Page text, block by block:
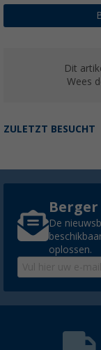
Dit
Wees
ZULETZT BESUCHT
De
oplossen.